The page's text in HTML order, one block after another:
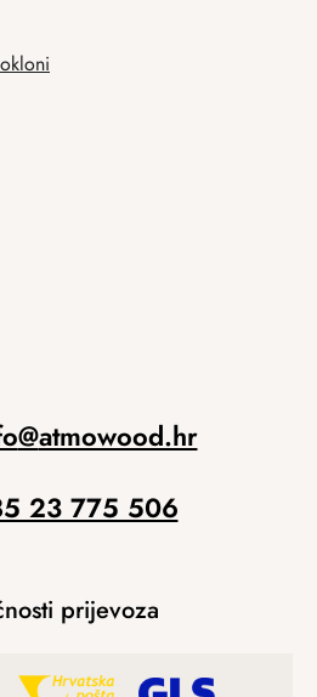
@atmowood.hr
23 775 506
prijevoza